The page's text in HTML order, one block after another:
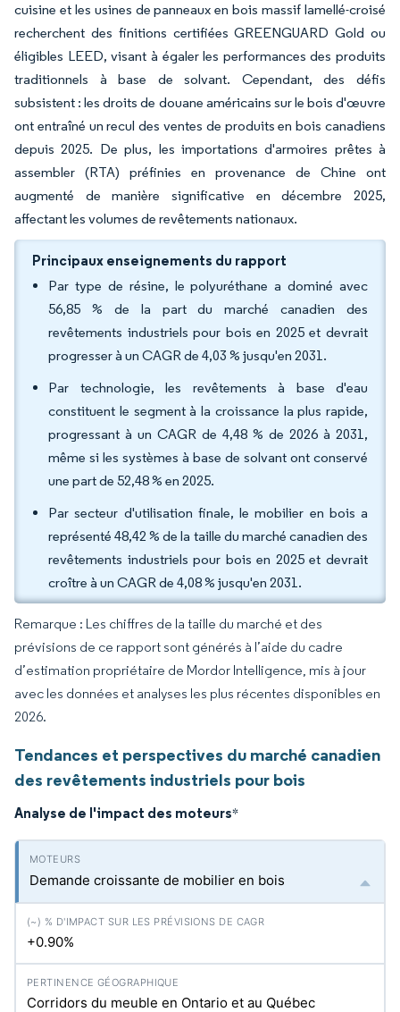
cuisine et les usines de panneaux en bois massif lamellé-croisé
recherchent des finitions certifiées GREENGUARD Gold ou
éligibles LEED, visant à égaler les performances des produits
traditionnels à base de solvant. Cependant, des défis
subsistent : les droits de douane américains sur le bois d'œuvre
ont entraîné un recul des ventes de produits en bois canadiens
depuis 2025. De plus, les importations d'armoires prêtes à
assembler (RTA) préfinies en provenance de Chine ont
augmenté de manière significative en décembre 2025,
affectant les volumes de revêtements nationaux.
Principaux enseignements du rapport
Par type de résine, le polyuréthane a dominé avec
56,85 % de la part du marché canadien des
revêtements industriels pour bois en 2025 et devrait
progresser à un CAGR de 4,03 % jusqu'en 2031.
Par technologie, les revêtements à base d'eau
constituent le segment à la croissance la plus rapide,
progressant à un CAGR de 4,48 % de 2026 à 2031,
même si les systèmes à base de solvant ont conservé
une part de 52,48 % en 2025.
Par secteur d'utilisation finale, le mobilier en bois a
représenté 48,42 % de la taille du marché canadien des
revêtements industriels pour bois en 2025 et devrait
croître à un CAGR de 4,08 % jusqu'en 2031.
Remarque : Les chiffres de la taille du marché et des
prévisions de ce rapport sont générés à l’aide du cadre
d’estimation propriétaire de Mordor Intelligence, mis à jour
avec les données et analyses les plus récentes disponibles en
2026.
Tendances et perspectives du marché canadien
des revêtements industriels pour bois
Analyse de l'impact des moteurs*
Demande croissante de mobilier en bois
+0.90%
Corridors du meuble en Ontario et au Québec